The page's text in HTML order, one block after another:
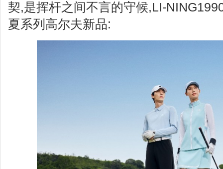
契,是挥杆之间不言的守候,LI-
夏系列高尔夫新品: